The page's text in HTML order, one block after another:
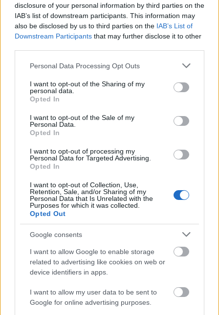
disclosure of your personal information by third parties on the
IAB’s list of downstream participants. This information may
also be disclosed by us to third parties on the IAB’s List of
Downstream Participants that may further disclose it to other
Please note that this website/app uses one or more Google
not limited to your visit or usage behaviour. You may click to
grant or deny consent to Google and its third-party tags to
use your data for below specified purposes in below Google
consent section.
Personal Data Processing Opt Outs
I want to opt-out of the Sharing of my
personal data.
Opted In
I want to opt-out of the Sale of my
Personal Data.
Opted In
I want to opt-out of processing my
Personal Data for Targeted Advertising.
Opted In
I want to opt-out of Collection, Use,
Retention, Sale, and/or Sharing of my
Personal Data that Is Unrelated with the
Purposes for which it was collected.
Opted Out
Google consents
I want to allow Google to enable storage
related to advertising like cookies on web or
device identifiers in apps.
I want to allow my user data to be sent to
Google for online advertising purposes.
Extrém jó napot mindenkinek, újra itt a Checkpoint,
benne egy visszatérő vendég, és egy hozzá passzoló
téma. Mielőtt azonban elfelejtem, hadd emeljek ki
két dolgot, ami talán kicsit elvész a lenti
linktengerben. 1. Az IDDQD közösségéhez köthető
Érdi Gergő korábbi műve, amikor az Időrégészt…
A kosaras videojátékok (majdnem)
40 éve